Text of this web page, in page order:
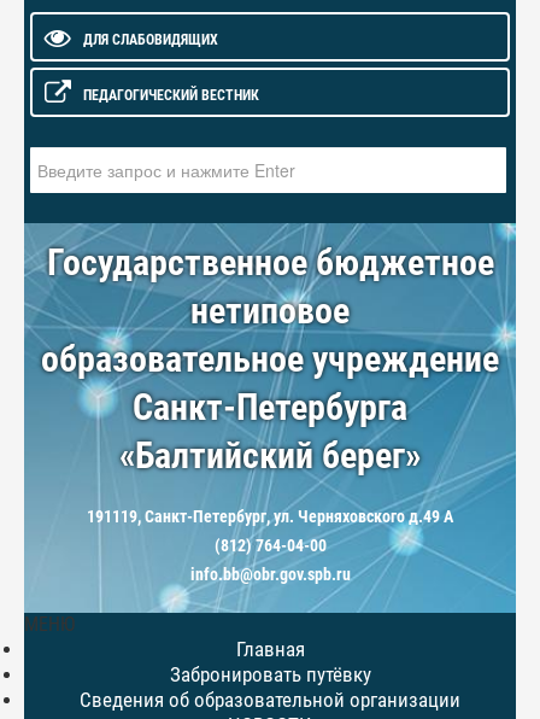
ДЛЯ СЛАБОВИДЯЩИХ
ПЕДАГОГИЧЕСКИЙ ВЕСТНИК
Государственное бюджетное
нетиповое
образовательное учреждение
Санкт-Петербурга
«Балтийский берег»
191119, Санкт-Петербург, ул. Черняховского д.49 А
(812) 764-04-00
info.bb@obr.gov.spb.ru
МЕНЮ
Главная
Забронировать путёвку
Сведения об образовательной организации